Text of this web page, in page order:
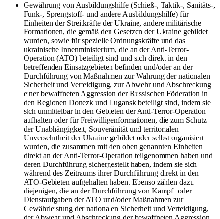
Gewährung von Ausbildungshilfe (Schieß-, Taktik-, Sanitäts-,
Funk-, Sprengstoff- und andere Ausbildungshilfe) für
Einheiten der Streitkräfte der Ukraine, andere militärische
Formationen, die gemäß den Gesetzen der Ukraine gebildet
wurden, sowie für spezielle Ordnungskräfte und das
ukrainische Innenministerium, die an der Anti-Terror-
Operation (ATO) beteiligt sind und sich direkt in den
betreffenden Einsatzgebieten befinden und/oder an der
Durchführung von Maßnahmen zur Wahrung der nationalen
Sicherheit und Verteidigung, zur Abwehr und Abschreckung
einer bewaffneten Aggression der Russischen Föderation in
den Regionen Donezk und Lugansk beteiligt sind, indem sie
sich unmittelbar in den Gebieten der Anti-Terror-Operation
aufhalten oder für Freiwilligenformationen, die zum Schutz
der Unabhängigkeit, Souveränität und territorialen
Unversehrtheit der Ukraine gebildet oder selbst organisiert
wurden, die zusammen mit den oben genannten Einheiten
direkt an der Anti-Terror-Operation teilgenommen haben und
deren Durchführung sichergestellt haben, indem sie sich
während des Zeitraums ihrer Durchführung direkt in den
ATO-Gebieten aufgehalten haben. Ebenso zählen dazu
diejenigen, die an der Durchführung von Kampf- oder
Dienstaufgaben der ATO und/oder Maßnahmen zur
Gewährleistung der nationalen Sicherheit und Verteidigung,
der Abwehr und Abschreckung der bewaffneten Aggression